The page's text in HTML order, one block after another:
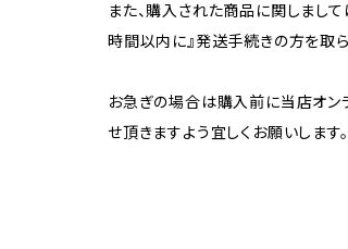
また、購入された商品に関しまし
時間以内に』発送手続きの方を取ら
お急ぎの場合は購入前に当店オン
せ頂きますよう宜しくお願いします。